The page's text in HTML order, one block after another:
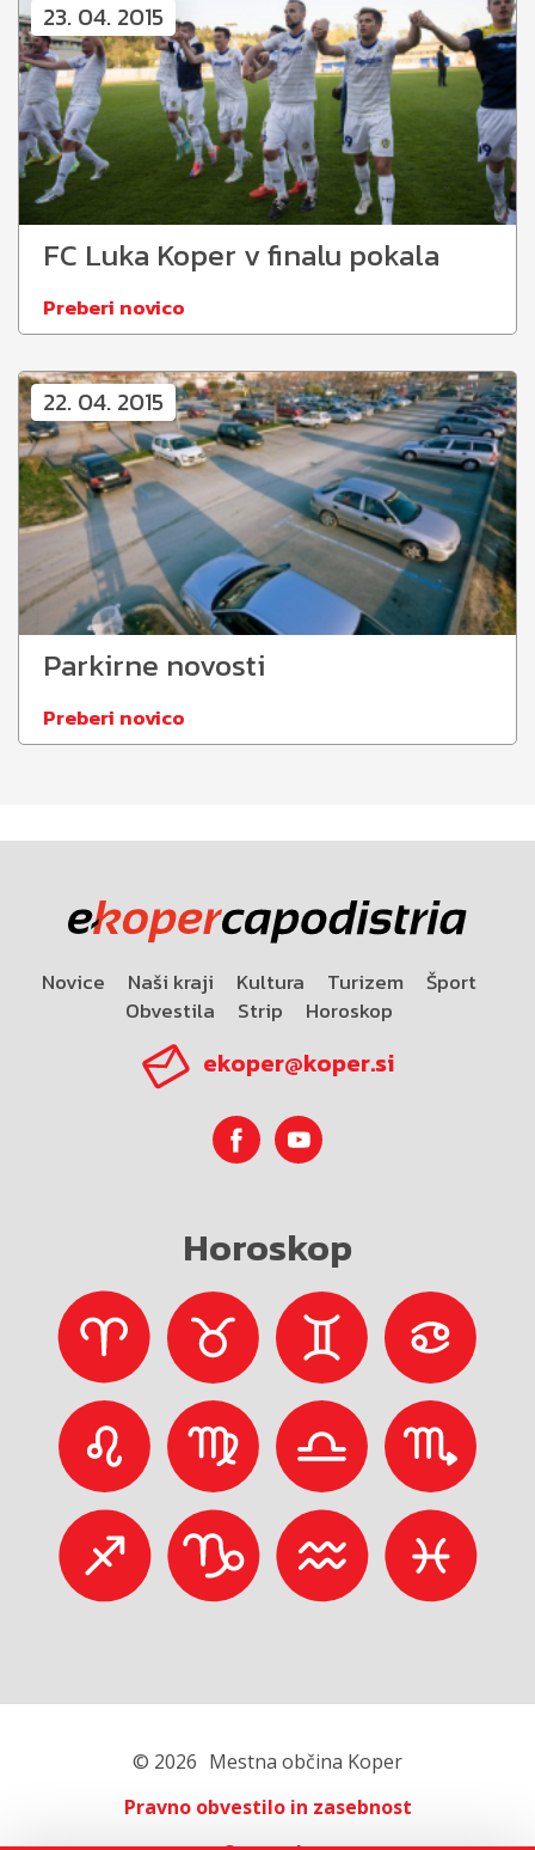
23. 04. 2015
FC Luka Koper v finalu pokala
Preberi novico
22. 04. 2015
Parkirne novosti
Preberi novico
Novice Naši kraji Kultura Turizem
Šport
Obvestila
Strip Horoskop
ekoper@koper.si
Horoskop
© 2026 Mestna občina Koper
Pravno obvestilo in zasebnost